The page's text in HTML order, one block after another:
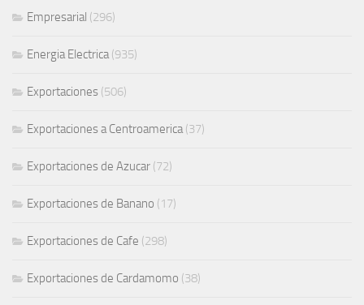
Empresarial (296)
Energia Electrica(935)
Exportaciones (506)
Exportaciones a Centroamerica(37)
Exportaciones de Azucar (72)
Exportaciones de Banano (17)
Exportaciones de Cafe (298)
Exportaciones de Cardamomo (38)